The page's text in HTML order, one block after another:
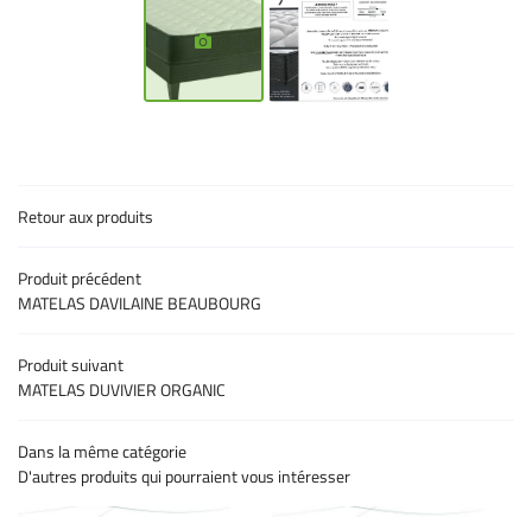
PRODUITS
CATALOGUE
- COUP DE ❤️
Retour aux produits
Produit précédent
MATELAS DAVILAINE BEAUBOURG
Produit suivant
MATELAS DUVIVIER ORGANIC
Dans la même catégorie
D'autres produits qui pourraient vous intéresser